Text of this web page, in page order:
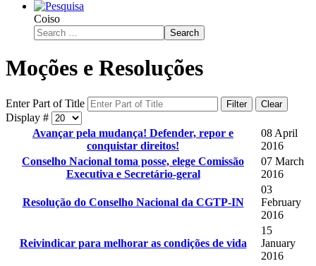
Coiso
Search
Moções e Resoluções
Enter Part of Title Filter Clear
Display #
Avançar pela mudança! Defender, repor e
conquistar direitos!
08 April
2016
Conselho Nacional toma posse, elege Comissão
Executiva e Secretário-geral
07 March
2016
Resolução do Conselho Nacional da CGTP-IN
03
February
2016
Reivindicar para melhorar as condições de vida
15
January
2016